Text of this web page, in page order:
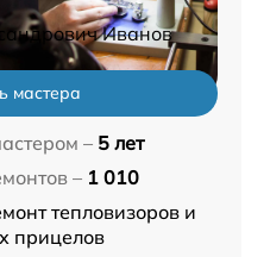
Иванов
мастера
– 5 лет
– 1 010
тепловизоров и
прицелов